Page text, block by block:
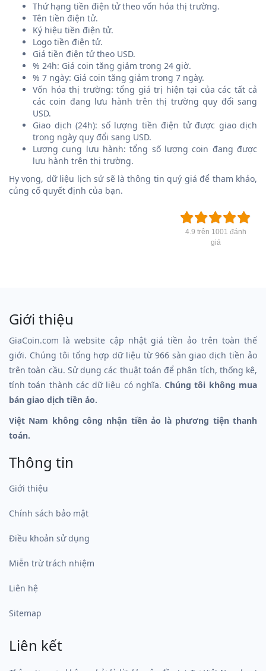
Thứ hạng tiền điện tử theo vốn hóa thị trường.
Tên tiền điện tử.
Ký hiệu tiền điện tử.
Logo tiền điện tử.
Giá tiền điện tử theo USD.
% 24h: Giá coin tăng giảm trong 24 giờ.
% 7 ngày: Giá coin tăng giảm trong 7 ngày.
Vốn hóa thị trường: tổng giá trị hiện tại của các tất cả
các coin đang lưu hành trên thị trường quy đổi sang
USD.
Giao dịch (24h): số lượng tiền điện tử được giao dịch
trong ngày quy đổi sang USD.
Lượng cung lưu hành: tổng số lượng coin đang được
lưu hành trên thị trường.
Hy vọng, dữ liệu lịch sử sẽ là thông tin quý giá để tham khảo,
củng cố quyết định của bạn.
4.9 trên 1001 đánh
giá
Giới thiệu
GiaCoin.com là website cập nhật giá tiền ảo trên toàn thế
giới. Chúng tôi tổng hợp dữ liệu từ 966 sàn giao dịch tiền ảo
trên toàn cầu. Sử dụng các thuật toán để phân tích, thống kê,
tính toán thành các dữ liệu có nghĩa.Chúng tôi không mua
bán giao dịch tiền ảo.
Việt Nam không công nhận tiền ảo là phương tiện thanh
toán.
Thông tin
Giới thiệu
Chính sách bảo mật
Điều khoản sử dụng
Miễn trừ trách nhiệm
Liên hệ
Sitemap
Liên kết